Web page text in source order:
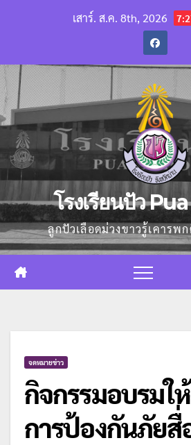
เสาร์. ส.ค. 8th, 2026
โรงเรียนปัว
ลูกปัวเลือดม่วงขาวรู้เคารพ
จดหมายข่าว
กิจกรรมอบรมใ
การป้องกันภัย